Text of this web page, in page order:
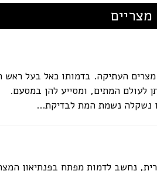
מצריים
העתיקה. בדמותו כאל בעל ראש
לעולם המתים, ומסייע להן במסעם.
נשקלה נשמת המת לבדיקת...
נחשב לדמות מפתח בפנתיאון